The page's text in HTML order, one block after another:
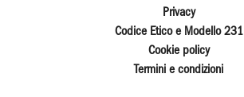
Privacy
Codice Etico e Modello 231
Cookie policy
Termini e condizioni